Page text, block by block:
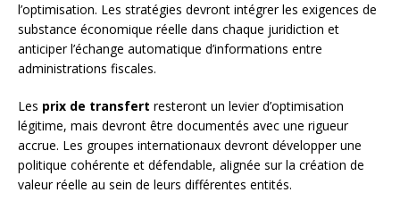
l’optimisation. Les stratégies devront intégrer les exigences de
substance économique réelle dans chaque juridiction et
anticiper l’échange automatique d’informations entre
administrations fiscales.
Les prix de transfert resteront un levier d’optimisation
légitime, mais devront être documentés avec une rigueur
accrue. Les groupes internationaux devront développer une
politique cohérente et défendable, alignée sur la création de
valeur réelle au sein de leurs différentes entités.